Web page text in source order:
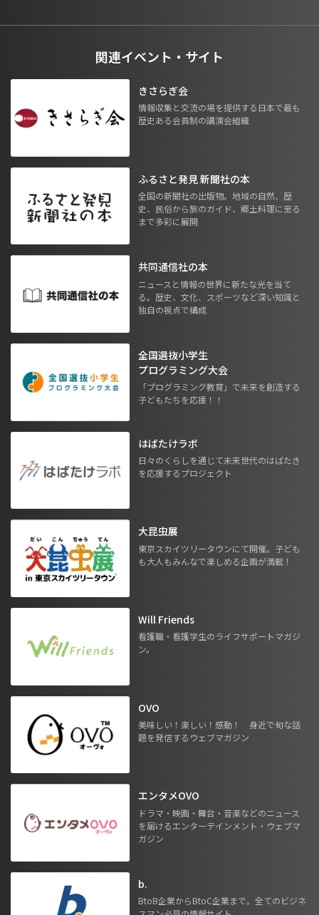
関連イベント・サイト
きさらぎ会
情報収集と交流の場を提供する日本で最も
歴史ある会員制の講演会組織
ふるさと発見 新聞社の本
全国の新聞社の出版物。地域の自然、歴
史、民俗から旅のガイド、郷土料理に至る
まで多彩に展開
共同通信社の本
ニュースと情報の世界に新たな光を当て
る。歴史、文化、スポーツなど深い知識と
独自の視点で構成
全国選抜小学生
プログラミング大会
「プログラミング教育」で未来を創造する
子どもたちを応援！！
はばたけラボ
日々のくらしを通じて未来世代のはばたき
を応援するプロジェクト
大昆虫展
東京スカイツリータウンにて開催。子ども
も大人もみんなで楽しめる企画が満載！
Will Friends
看護職・看護学生のライフサポートマガジ
ン。
OVO
美味しい！楽しい！感動！ 身近で旬な話
題を発信するウェブマガジン
エンタメOVO
ドラマ・映画・舞台・音楽などのニュース
を届けるエンターテインメント・ウェブマ
ガジン
b.
BtoB企業からBtoC企業まで。全てのビジネ